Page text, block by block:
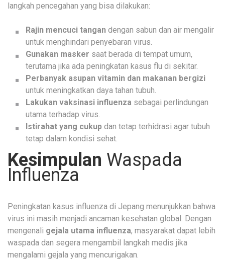
langkah pencegahan yang bisa dilakukan:
Rajin mencuci tangan dengan sabun dan air mengalir
untuk menghindari penyebaran virus.
Gunakan masker saat berada di tempat umum,
terutama jika ada peningkatan kasus flu di sekitar.
Perbanyak asupan vitamin dan makanan bergizi
untuk meningkatkan daya tahan tubuh.
Lakukan vaksinasi influenza sebagai perlindungan
utama terhadap virus.
Istirahat yang cukup dan tetap terhidrasi agar tubuh
tetap dalam kondisi sehat.
Kesimpulan Waspada
Influenza
Peningkatan kasus influenza di Jepang menunjukkan bahwa
virus ini masih menjadi ancaman kesehatan global. Dengan
mengenali gejala utama influenza, masyarakat dapat lebih
waspada dan segera mengambil langkah medis jika
mengalami gejala yang mencurigakan.